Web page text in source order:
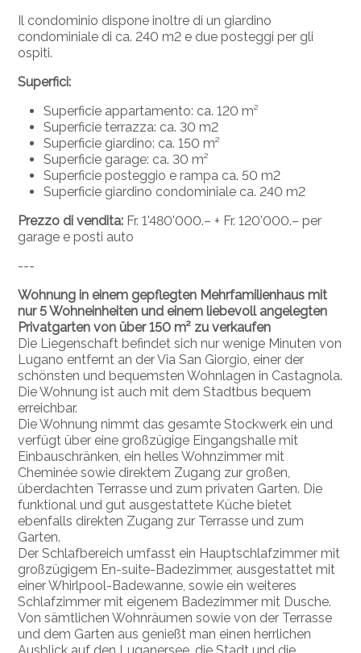
Il condominio dispone inoltre di un giardino
condominiale di ca. 240 m2 e due posteggi per gli
ospiti.
Superfici:
Superficie appartamento: ca. 120 m²
Superficie terrazza: ca. 30 m2
Superficie giardino: ca. 150 m²
Superficie garage: ca. 30 m²
Superficie posteggio e rampa ca. 50 m2
Superficie giardino condominiale ca. 240 m2
Prezzo di vendita: Fr. 1'480'000.– + Fr. 120'000.– per
garage e posti auto
---
Wohnung in einem gepflegten Mehrfamilienhaus mit
nur 5 Wohneinheiten und einem liebevoll angelegten
Privatgarten von über 150 m² zu verkaufen
Die Liegenschaft befindet sich nur wenige Minuten von
Lugano entfernt an der Via San Giorgio, einer der
schönsten und bequemsten Wohnlagen in Castagnola.
Die Wohnung ist auch mit dem Stadtbus bequem
erreichbar.
Die Wohnung nimmt das gesamte Stockwerk ein und
verfügt über eine großzügige Eingangshalle mit
Einbauschränken, ein helles Wohnzimmer mit
Cheminée sowie direktem Zugang zur großen,
überdachten Terrasse und zum privaten Garten. Die
funktional und gut ausgestattete Küche bietet
ebenfalls direkten Zugang zur Terrasse und zum
Garten.
Der Schlafbereich umfasst ein Hauptschlafzimmer mit
großzügigem En-suite-Badezimmer, ausgestattet mit
einer Whirlpool-Badewanne, sowie ein weiteres
Schlafzimmer mit eigenem Badezimmer mit Dusche.
Von sämtlichen Wohnräumen sowie von der Terrasse
und dem Garten aus genießt man einen herrlichen
Ausblick auf den Luganersee, die Stadt und die